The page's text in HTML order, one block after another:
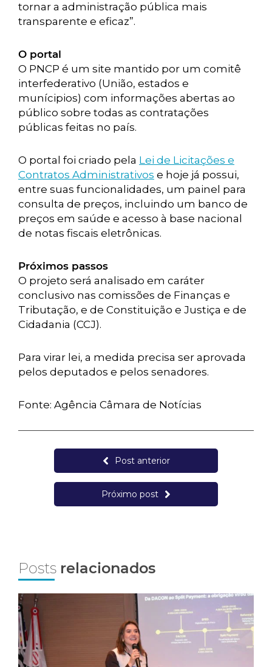
tornar a administração pública mais
transparente e eficaz”.
O portal
O PNCP é um site mantido por um comitê
interfederativo (União, estados e
munícipios) com informações abertas ao
público sobre todas as contratações
públicas feitas no país.
O portal foi criado pela Lei de Licitações e
Contratos Administrativos e hoje já possui,
entre suas funcionalidades, um painel para
consulta de preços, incluindo um banco de
preços em saúde e acesso à base nacional
de notas fiscais eletrônicas.
Próximos passos
O projeto será analisado em caráter
conclusivo nas comissões de Finanças e
Tributação, e de Constituição e Justiça e de
Cidadania (CCJ).
Para virar lei, a medida precisa ser aprovada
pelos deputados e pelos senadores.
Fonte: Agência Câmara de Notícias
Post anterior
Próximo post
Posts relacionados